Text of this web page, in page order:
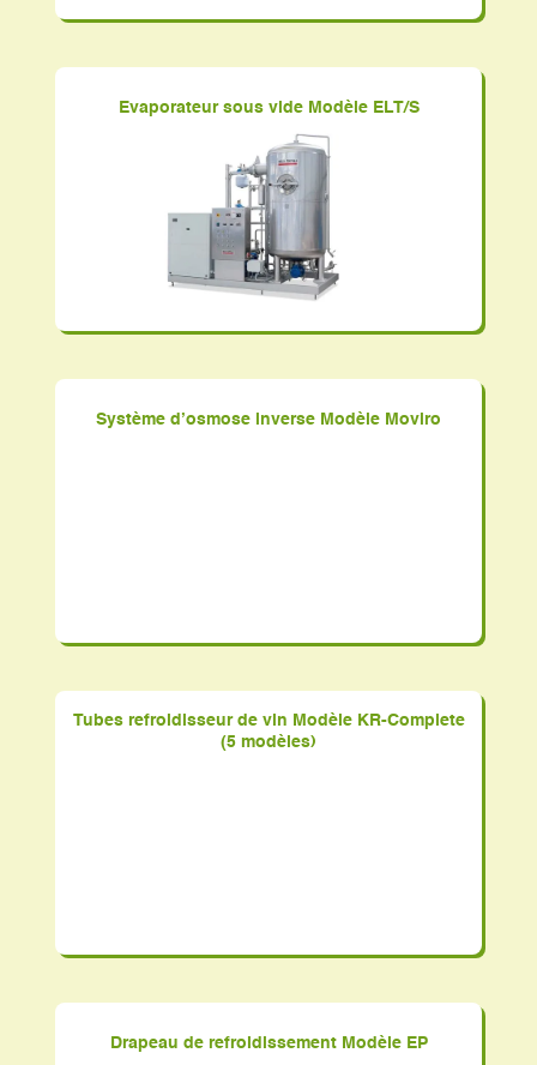
Evaporateur sous vide Modèle ELT/S
Système d’osmose inverse Modèle Moviro
Tubes refroidisseur de vin Modèle KR-Complete
(5 modèles)
Drapeau de refroidissement Modèle EP